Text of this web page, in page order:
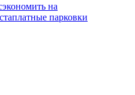
на
платные парковки